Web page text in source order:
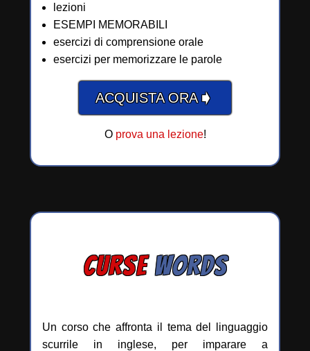
lezioni
ESEMPI MEMORABILI
esercizi di comprensione orale
esercizi per memorizzare le parole
ACQUISTA ORA➧
O prova una lezione!
CURSE WORDS
Un corso che affronta il tema del linguaggio
scurrile in inglese, per imparare a